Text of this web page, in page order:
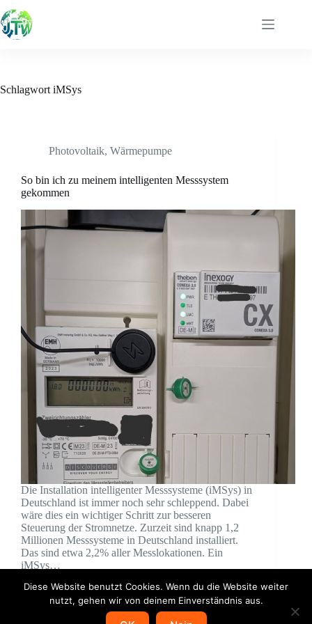
Inhalt
springen
Schlagwort iMSys
Photovoltaik, Wärmepumpe
So bin ich zu meinem intelligenten Messsystem
gekommen
Die Installation intelligenter Messsysteme (iMSys) in
Deutschland ist immer noch sehr schleppend. Dabei
wäre dies ein wichtiger Schritt zur besseren
Steuerung der Stromnetze. Zurzeit sind knapp 1,2
Millionen Messsysteme in Deutschland installiert.
Das sind etwa 2,2% aller Messlokationen. Ein
iMSys…
Diese Website benutzt Cookies. Wenn du die Website weiter
nutzt, gehen wir von deinem Einverständnis aus.